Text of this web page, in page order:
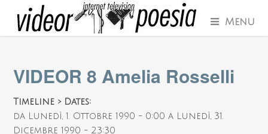
Menu
VIDEOR 8 Amelia Rosselli
Timeline > Dates:
da
Lunedì, 1. Ottobre 1990 - 0:00 a
Lunedì, 31.
Dicembre 1990 - 23:30